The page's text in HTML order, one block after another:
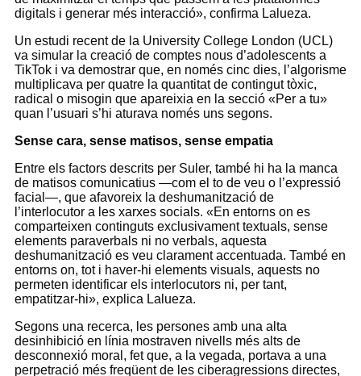
digitals i generar més interacció», confirma Lalueza.
Un estudi recent de la University College London (UCL)
va simular la creació de comptes nous d’adolescents a
TikTok i va demostrar que, en només cinc dies, l’algorisme
multiplicava per quatre la quantitat de contingut tòxic,
radical o misogin que apareixia en la secció «Per a tu»
quan l’usuari s’hi aturava només uns segons.
Sense cara, sense matisos, sense empatia
Entre els factors descrits per Suler, també hi ha la manca
de matisos comunicatius ―com el to de veu o l’expressió
facial―, que afavoreix la deshumanització de
l’interlocutor a les xarxes socials. «En entorns on es
comparteixen continguts exclusivament textuals, sense
elements paraverbals ni no verbals, aquesta
deshumanització es veu clarament accentuada. També en
entorns on, tot i haver-hi elements visuals, aquests no
permeten identificar els interlocutors ni, per tant,
empatitzar-hi», explica Lalueza.
Segons una recerca, les persones amb una alta
desinhibició en línia mostraven nivells més alts de
desconnexió moral, fet que, a la vegada, portava a una
perpetració més freqüent de les ciberagressions directes,